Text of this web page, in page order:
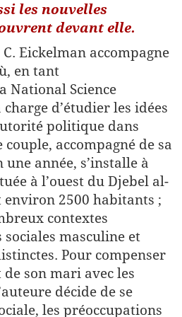
les nouvelles
devant elle.
Eickelman accompagne
en tant
National Science
d’étudier les idées
politique dans
accompagné de sa
année, s’installe à
à l’ouest du Djebel al-
2500 habitants ;
contextes
masculine et
Pour compenser
de son mari avec les
décide de se
les préoccupations